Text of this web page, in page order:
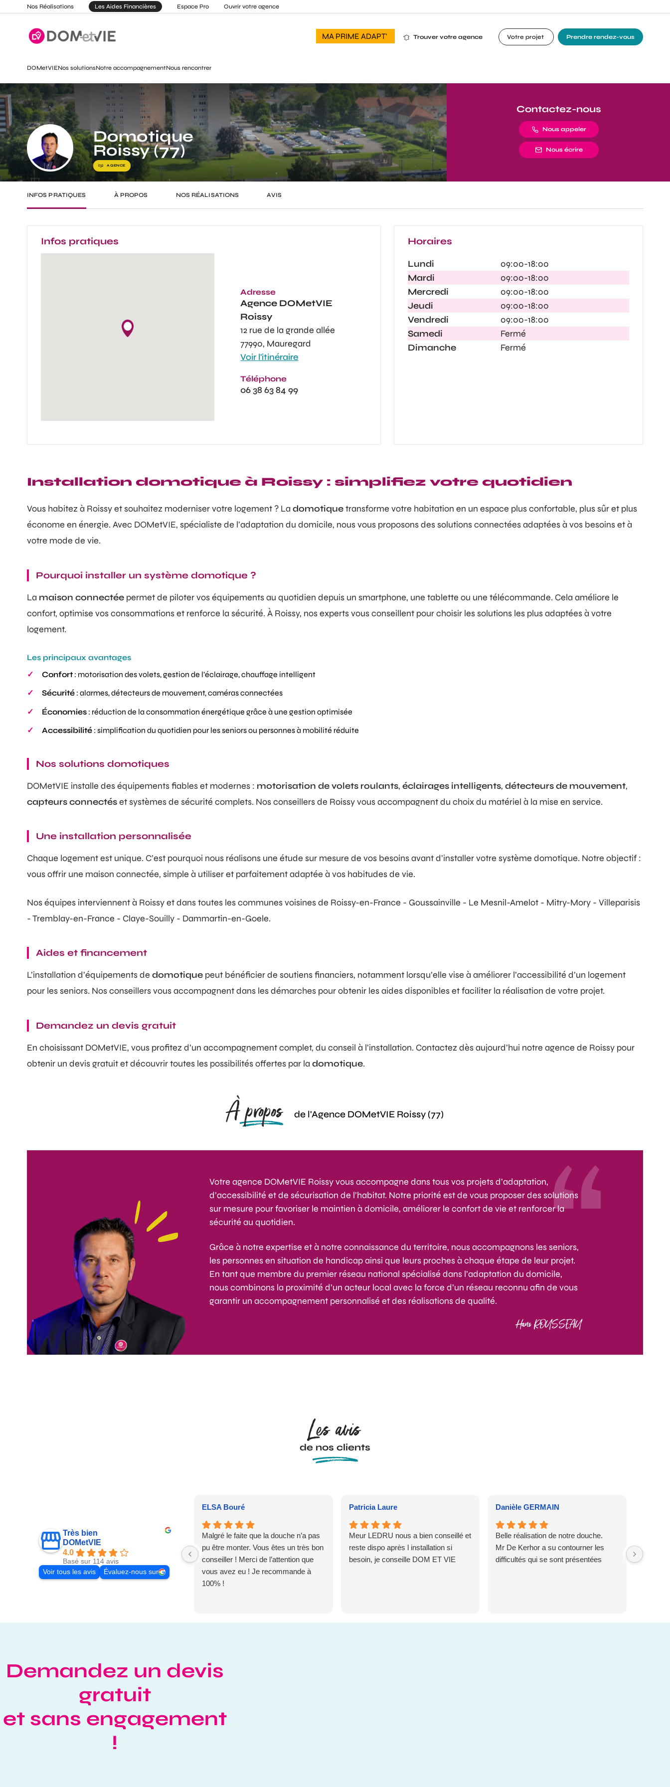
Nos Réalisations Les Aides Financières Espace Pro Ouvrir votre agence
MA PRIME ADAPT' Trouver votre agence Votre projet Prendre rendez-vous
DOMetVIENos solutionsNotre accompagnementNous rencontrer
Domotique
Roissy (77)
AGENCE
Contactez-nous
Nous appeler
Nous écrire
INFOS PRATIQUES À PROPOS NOS RÉALISATIONS AVIS
Infos pratiques
Adresse
Agence DOMetVIE
Roissy
12 rue de la grande allée
77990, Mauregard
Voir l'itinéraire
Téléphone
06 38 63 84 99
Horaires
Lundi
09:00-18:00
Mardi
09:00-18:00
Mercredi
09:00-18:00
Jeudi
09:00-18:00
Vendredi
09:00-18:00
Samedi
Fermé
Dimanche
Fermé
Installation domotique à Roissy : simplifiez votre quotidien
Vous habitez à Roissy et souhaitez moderniser votre logement ? La domotiquetransforme votre habitation en un espace plus confortable, plus sûr et plus
économe en énergie. Avec DOMetVIE, spécialiste de l’adaptation du domicile, nous vous proposons des solutions connectées adaptées à vos besoins et à
votre mode de vie.
Pourquoi installer un système domotique ?
La maison connectéepermet de piloter vos équipements au quotidien depuis un smartphone, une tablette ou une télécommande. Cela améliore le
confort, optimise vos consommations et renforce la sécurité. À Roissy, nos experts vous conseillent pour choisir les solutions les plus adaptées à votre
logement.
Les principaux avantages
Confort : motorisation des volets, gestion de l’éclairage, chauffage intelligent
Sécurité : alarmes, détecteurs de mouvement, caméras connectées
Économies : réduction de la consommation énergétique grâce à une gestion optimisée
Accessibilité : simplification du quotidien pour les seniors ou personnes à mobilité réduite
Nos solutions domotiques
DOMetVIE installe des équipements fiables et modernes : motorisation de volets roulants, éclairages intelligents, détecteurs de mouvement,
capteurs connectéset systèmes de sécurité complets. Nos conseillers de Roissy vous accompagnent du choix du matériel à la mise en service.
Une installation personnalisée
Chaque logement est unique. C’est pourquoi nous réalisons une étude sur mesure de vos besoins avant d’installer votre système domotique. Notre objectif :
vous offrir une maison connectée, simple à utiliser et parfaitement adaptée à vos habitudes de vie.
Nos équipes interviennent à Roissy et dans toutes les communes voisines de Roissy-en-France - Goussainville - Le Mesnil-Amelot - Mitry-Mory - Villeparisis
- Tremblay-en-France - Claye-Souilly - Dammartin-en-Goele.
Aides et financement
L’installation d’équipements de domotiquepeut bénéficier de soutiens financiers, notamment lorsqu’elle vise à améliorer l’accessibilité d’un logement
pour les seniors. Nos conseillers vous accompagnent dans les démarches pour obtenir les aides disponibles et faciliter la réalisation de votre projet.
Demandez un devis gratuit
En choisissant DOMetVIE, vous profitez d’un accompagnement complet, du conseil à l’installation. Contactez dès aujourd’hui notre agence de Roissy pour
obtenir un devis gratuit et découvrir toutes les possibilités offertes par la domotique.
À propos de l'Agence DOMetVIE Roissy (77)
Votre agence DOMetVIE Roissy vous accompagne dans tous vos projets d’adaptation,
d’accessibilité et de sécurisation de l’habitat. Notre priorité est de vous proposer des solutions
sur mesure pour favoriser le maintien à domicile, améliorer le confort de vie et renforcer la
sécurité au quotidien.
Grâce à notre expertise et à notre connaissance du territoire, nous accompagnons les seniors,
les personnes en situation de handicap ainsi que leurs proches à chaque étape de leur projet.
En tant que membre du premier réseau national spécialisé dans l’adaptation du domicile,
nous combinons la proximité d’un acteur local avec la force d’un réseau reconnu afin de vous
garantir un accompagnement personnalisé et des réalisations de qualité.
Hans ROUSSEAU
Les avis
de nos clients
Très bien
DOMetVIE
4.0
Basé sur 114 avis
Voir tous les avis
Évaluez-nous sur
ELSA Bouré
Malgré le faite que la douche n’a pas
pu être monter. Vous êtes un très bon
conseiller ! Merci de l’attention que
vous avez eu ! Je recommande à
100% !
Patricia Laure
Meur LEDRU nous a bien conseillé et
reste dispo après l installation si
besoin, je conseille DOM ET VIE
Danièle GERMAIN
Belle réalisation de notre douche.
Mr De Kerhor a su contourner les
difficultés qui se sont présentées
Demandez un devis
gratuit
et sans engagement
!